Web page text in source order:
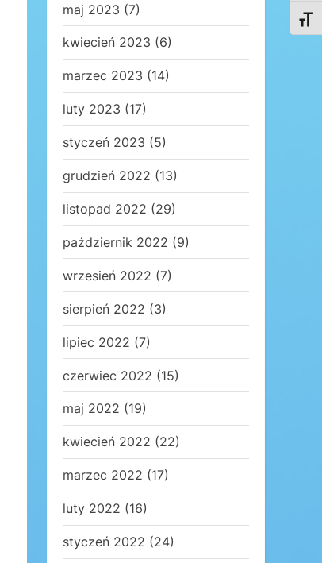
maj 2023 (7)
kwiecień 2023 (6)
marzec 2023 (14)
luty 2023 (17)
styczeń 2023 (5)
grudzień 2022 (13)
listopad 2022 (29)
październik 2022 (9)
wrzesień 2022 (7)
sierpień 2022 (3)
lipiec 2022 (7)
czerwiec 2022 (15)
maj 2022 (19)
kwiecień 2022 (22)
marzec 2022 (17)
luty 2022 (16)
styczeń 2022 (24)